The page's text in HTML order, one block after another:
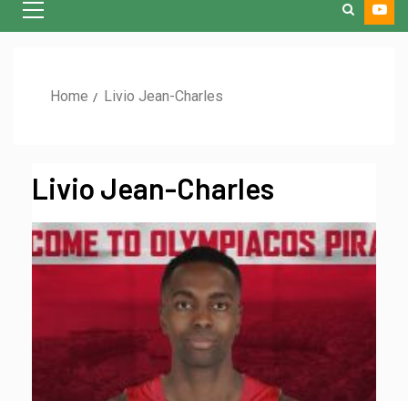
Home Livio Jean-Charles
Livio Jean-Charles